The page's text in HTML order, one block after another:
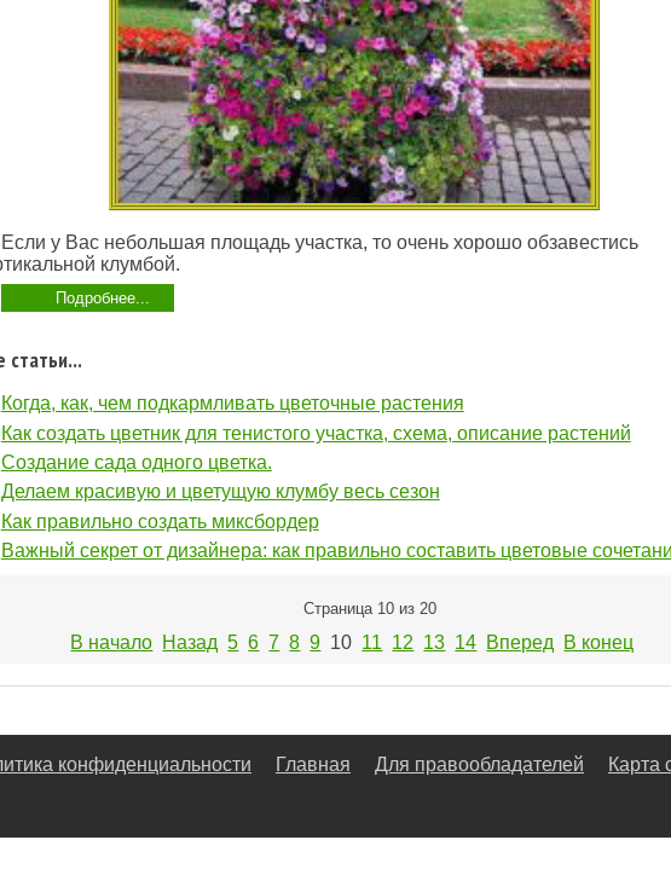
Если у Вас небольшая площадь участка, то очень хорошо обзавестись
клумбой.
Подробнее...
статьи...
Когда, как, чем подкармливать цветочные растения
Как создать цветник для тенистого участка, схема, описание растений
Создание сада одного цветка.
Делаем красивую и цветущую клумбу весь сезон
Как правильно создать миксбордер
Важный секрет от дизайнера: как правильно составить цветовые
Страница 10 из 20
В начало Назад 5 6 7 8 9 10 11 12 13 14 Вперед В конец
Карта
Для правообладателей
Главная
конфиденциальности